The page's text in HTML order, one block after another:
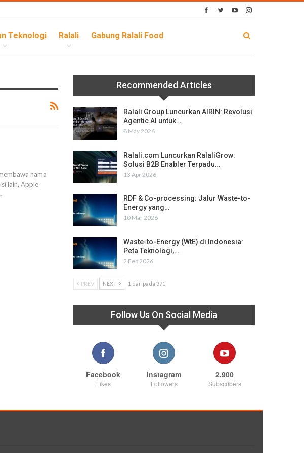
Teknologi Ralali Gabung Ralali Food
nama
lain, Apple
Recommended Articles
Ralali Group Luncurkan AIRIN: Revolusi
Agentic AI untuk…
8 May 2026
Ralali.com Luncurkan RalaliGrow:
Solusi B2B Enabler Terpadu…
13 Apr 2026
RDF & Co-processing: Jalur Waste-to-
Energy yang…
10 Mar 2026
Waste-to-Energy (WtE) di Indonesia:
Peta Teknologi,…
2 Feb 2026
PREV NEXT 1 daripada 371
Follow Us On Social Media
Facebook
Likes
Instagram
Followers
2,900
Subscribers